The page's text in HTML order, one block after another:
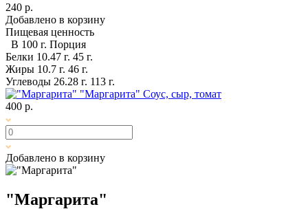
240 р.
Добавлено в корзину
Пищевая ценность
В 100 г. Порция
Белки 10.47 г. 45 г.
Жиры 10.7 г. 46 г.
Углеводы 26.28 г. 113 г.
"Маргарита" Соус, сыр, томат
400 р.
Добавлено в корзину
"Маргарита"